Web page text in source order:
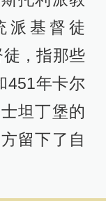
派基督徒
徒，指那些
451年卡尔
坦丁堡的
留下了自